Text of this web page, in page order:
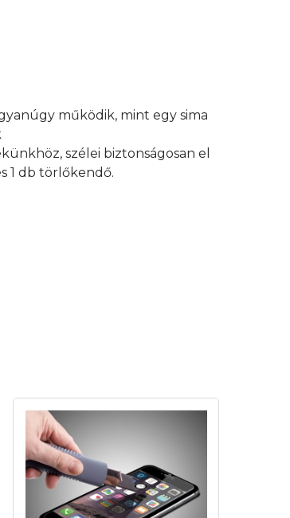
működik, mint egy sima
szélei biztonságosan el
1 db törlőkendő.